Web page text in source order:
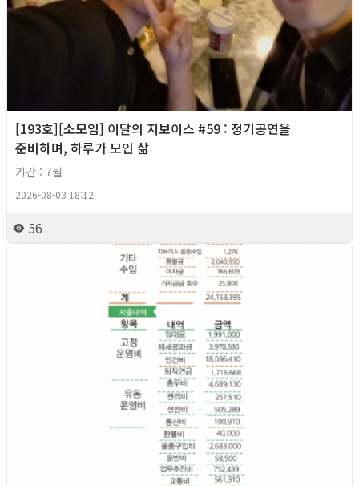
[193호][소모임] 이달의 지보이스 #59 : 정기공연을
준비하며, 하루가 모인 삶
기간 : 7월
2026-08-03 18:12
56